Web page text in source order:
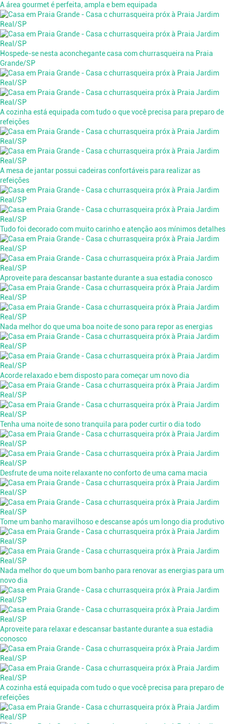
A área gourmet é perfeita, ampla e bem equipada
Hospede-se nesta aconchegante casa com churrasqueira na Praia
Grande/SP
A cozinha está equipada com tudo o que você precisa para preparo de
refeições
A mesa de jantar possui cadeiras confortáveis para realizar as
refeições
Tudo foi decorado com muito carinho e atenção aos mínimos detalhes
Aproveite para descansar bastante durante a sua estadia conosco
Nada melhor do que uma boa noite de sono para repor as energias
Acorde relaxado e bem disposto para começar um novo dia
Tenha uma noite de sono tranquila para poder curtir o dia todo
Desfrute de uma noite relaxante no conforto de uma cama macia
Tome um banho maravilhoso e descanse após um longo dia produtivo
Nada melhor do que um bom banho para renovar as energias para um
novo dia
Aproveite para relaxar e descansar bastante durante a sua estadia
conosco
A cozinha está equipada com tudo o que você precisa para preparo de
refeições